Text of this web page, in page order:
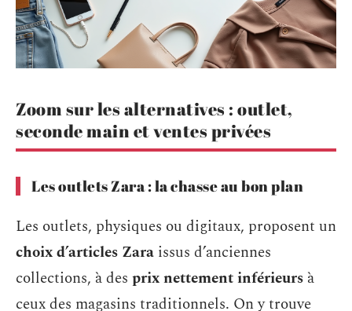
Zoom sur les alternatives : outlet,
seconde main et ventes privées
Les outlets Zara : la chasse au bon plan
Les outlets, physiques ou digitaux, proposent un
choix d’articles Zara issus d’anciennes
collections, à des prix nettement inférieurs à
ceux des magasins traditionnels. On y trouve